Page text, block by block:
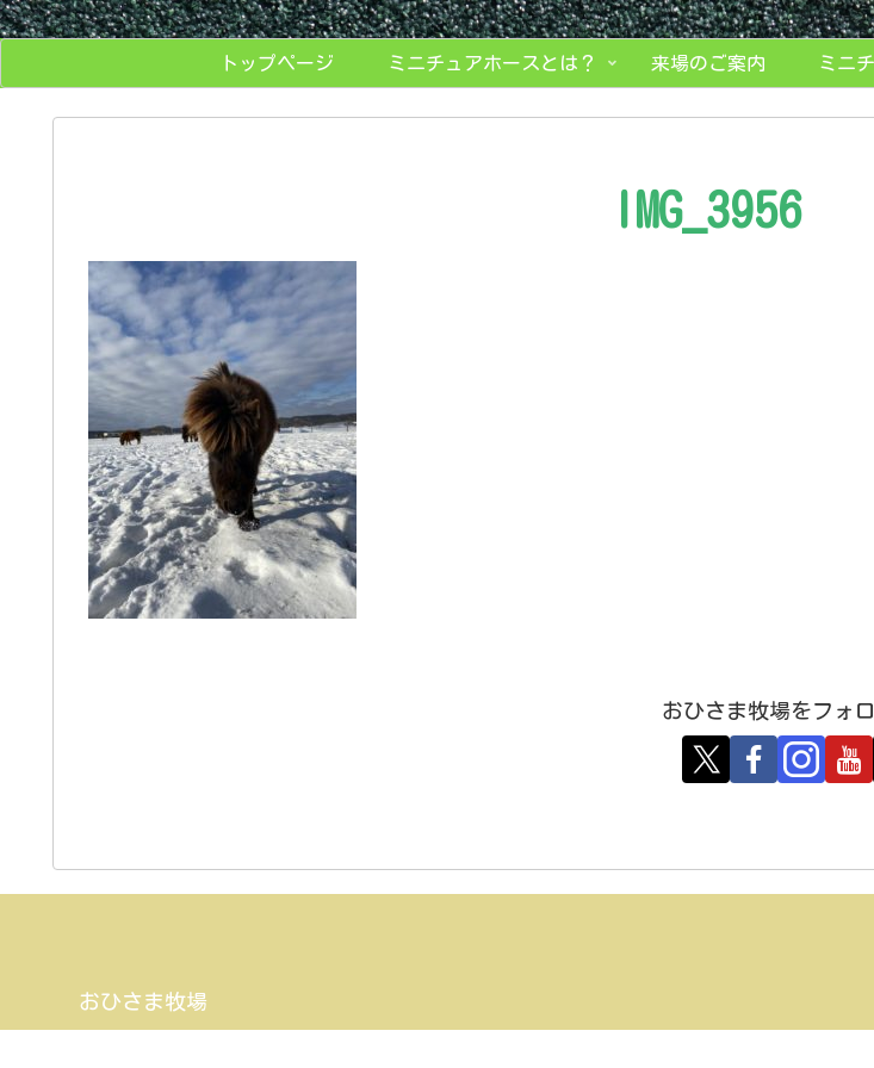
トップページ ミニチュアホースとは？ 来場のご案内 ミニ
IMG_3956
おひさま牧場をフォ
おひさま牧場